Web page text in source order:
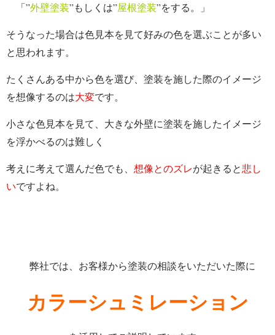
「”外壁塗装”もしくは”屋根塗装”をする。」
そうなった場合は色見本を見て好みの色を選ぶことが多い
と思われます。
たくさんある中から色を選び、塗装を施した際のイメージ
を想像するのは大変です。
小さな色見本を見て、大きな外壁に塗装を施したイメージ
を浮かべるのは難しく
考えに考えて選んだ色でも、 想像とのズレが起きると悲し
いですよね。
弊社では、お客様から塗装の相談をいただいた際に
カラーシュミレーション